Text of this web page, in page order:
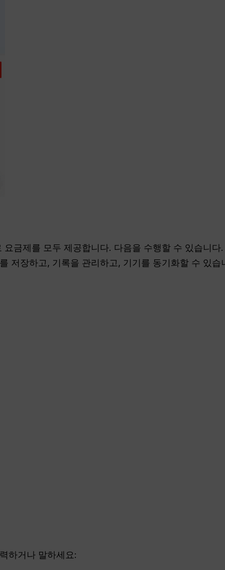
금제를 모두 제공합니다. 다음을 수행할 수 있습니
저장하고, 기록을 관리하고, 기기를 동기화할 수 있습
하거나 말하세요: